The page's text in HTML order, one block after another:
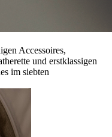
Accessoires,
und erstklassigen
im siebten